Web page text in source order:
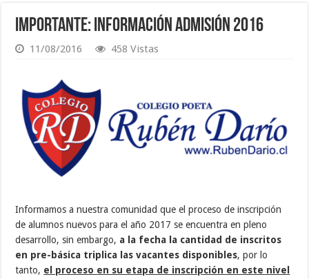
Importante: Información Admisión 2016
11/08/2016 458 Vistas
Informamos a nuestra comunidad que el proceso de inscripción
de alumnos nuevos para el año 2017 se encuentra en pleno
desarrollo, sin embargo, a la fecha la cantidad de inscritos
en pre-básica triplica las vacantes disponibles, por lo
tanto, el proceso en su etapa de inscripción en este nivel